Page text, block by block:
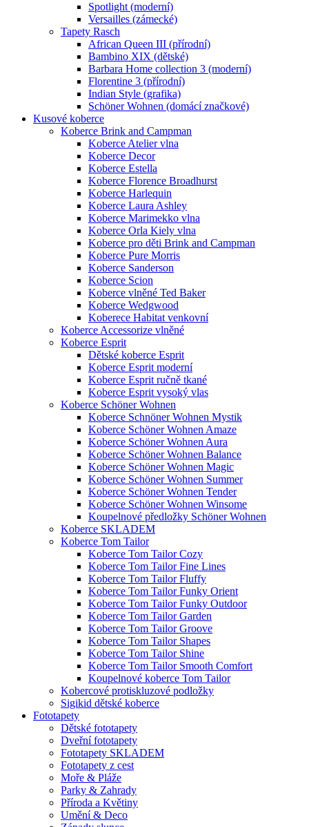
Spotlight (moderní)
Versailles (zámecké)
Tapety Rasch
African Queen III (přírodní)
Bambino XIX (dětské)
Barbara Home collection 3 (moderní)
Florentine 3 (přírodní)
Indian Style (grafika)
Schöner Wohnen (domácí značkové)
Kusové koberce
Koberce Brink and Campman
Koberce Atelier vlna
Koberce Decor
Koberce Estella
Koberce Florence Broadhurst
Koberce Harlequin
Koberce Laura Ashley
Koberce Marimekko vlna
Koberce Orla Kiely vlna
Koberce pro děti Brink and Campman
Koberce Pure Morris
Koberce Sanderson
Koberce Scion
Koberce vlněné Ted Baker
Koberce Wedgwood
Koberece Habitat venkovní
Koberce Accessorize vlněné
Koberce Esprit
Dětské koberce Esprit
Koberce Esprit moderní
Koberce Esprit ručně tkané
Koberce Esprit vysoký vlas
Koberce Schöner Wohnen
Koberce Schnöner Wohnen Mystik
Koberce Schöner Wohnen Amaze
Koberce Schöner Wohnen Aura
Koberce Schöner Wohnen Balance
Koberce Schöner Wohnen Magic
Koberce Schöner Wohnen Summer
Koberce Schöner Wohnen Tender
Koberce Schöner Wohnen Winsome
Koupelnové předložky Schöner Wohnen
Koberce SKLADEM
Koberce Tom Tailor
Koberce Tom Tailor Cozy
Koberce Tom Tailor Fine Lines
Koberce Tom Tailor Fluffy
Koberce Tom Tailor Funky Orient
Koberce Tom Tailor Funky Outdoor
Koberce Tom Tailor Garden
Koberce Tom Tailor Groove
Koberce Tom Tailor Shapes
Koberce Tom Tailor Shine
Koberce Tom Tailor Smooth Comfort
Koupelnové koberce Tom Tailor
Kobercové protiskluzové podložky
Sigikid dětské koberce
Fototapety
Dětské fototapety
Dveřní fototapety
Fototapety SKLADEM
Fototapety z cest
Moře & Pláže
Parky & Zahrady
Příroda a Květiny
Umění & Deco